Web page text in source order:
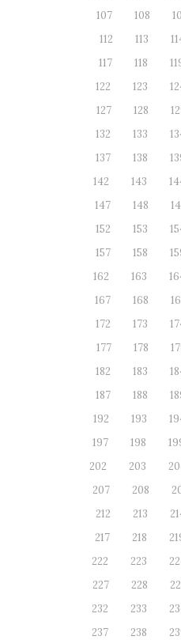
107
108
112
113
117
118
122
123
127
128
132
133
137
138
142
143
147
148
152
153
157
158
162
163
167
168
172
173
177
178
182
183
187
188
192
193
197
198
202
203
207
208
212
213
217
218
222
223
227
228
232
233
237
238